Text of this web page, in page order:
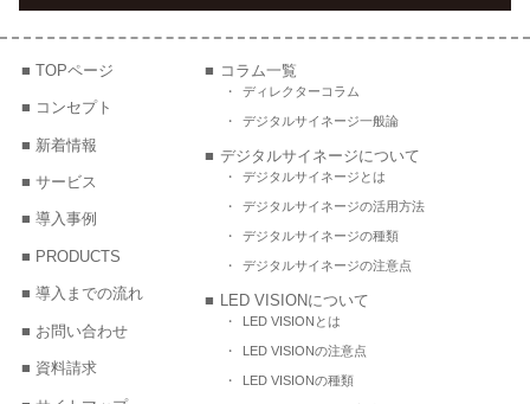
TOPページ
コンセプト
新着情報
サービス
導入事例
PRODUCTS
導入までの流れ
お問い合わせ
資料請求
コラム一覧
ディレクターコラム
デジタルサイネージ一般論
デジタルサイネージについて
デジタルサイネージとは
デジタルサイネージの活用方法
デジタルサイネージの種類
デジタルサイネージの注意点
LED VISIONについて
LED VISIONとは
LED VISIONの注意点
LED VISIONの種類